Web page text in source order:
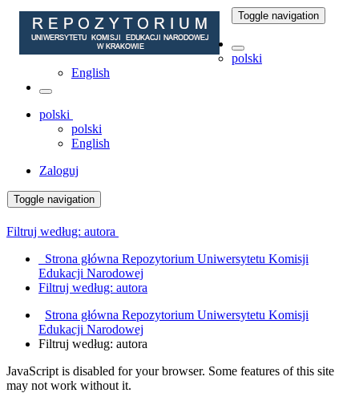
Toggle navigation
polski
English
polski
polski
English
Zaloguj
Toggle navigation
Filtruj według: autora
Strona główna Repozytorium Uniwersytetu Komisji
Edukacji Narodowej
Filtruj według: autora
Strona główna Repozytorium Uniwersytetu Komisji
Edukacji Narodowej
Filtruj według: autora
JavaScript is disabled for your browser. Some features of this site
may not work without it.